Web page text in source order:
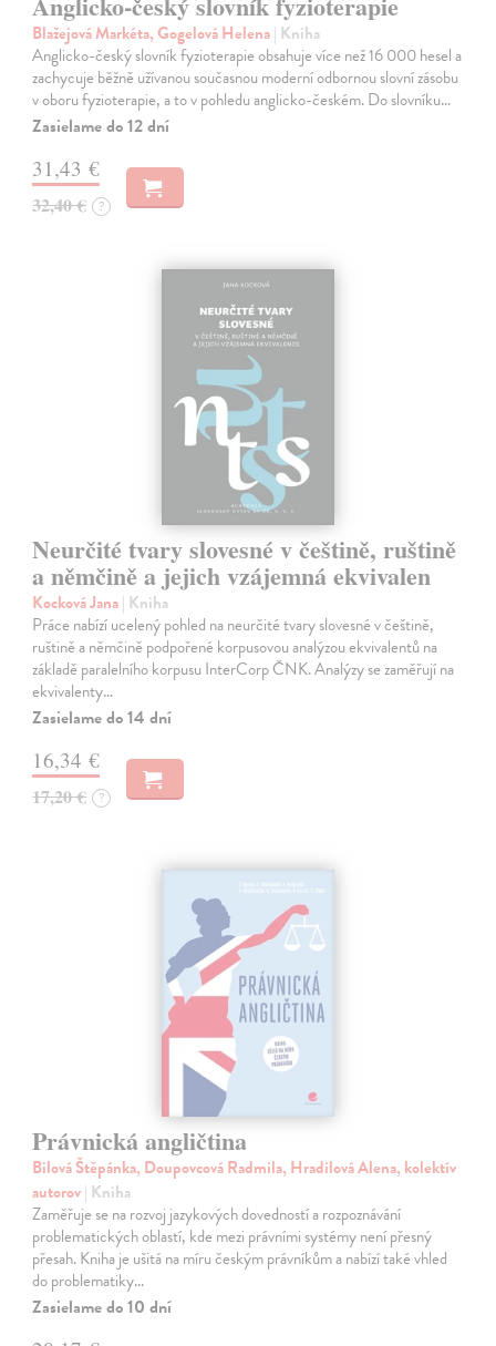
Blažejová Markéta, Gogelová Helena| Kniha
Anglicko-český slovník fyzioterapie obsahuje více než 16 000 hesel a
zachycuje běžně užívanou současnou moderní odbornou slovní zásobu
v oboru fyzioterapie, a to v pohledu anglicko-českém. Do slovníku…
Zasielame do 12 dní
31,43 €
32,40 € ?
Neurčité tvary slovesné v češtině, ruštině
a němčině a jejich vzájemná ekvivalen
Kocková Jana| Kniha
Práce nabízí ucelený pohled na neurčité tvary slovesné v češtině,
ruštině a němčině podpořené korpusovou analýzou ekvivalentů na
základě paralelního korpusu InterCorp ČNK. Analýzy se zaměřují na
ekvivalenty…
Zasielame do 14 dní
16,34 €
17,20 € ?
Právnická angličtina
Bilová Štěpánka, Doupovcová Radmila, Hradilová Alena, kolektív
autorov| Kniha
Zaměřuje se na rozvoj jazykových dovedností a rozpoznávání
problematických oblastí, kde mezi právními systémy není přesný
přesah. Kniha je ušitá na míru českým právníkům a nabízí také vhled
do problematiky…
Zasielame do 10 dní